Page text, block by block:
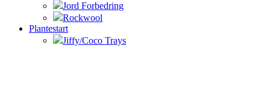
Jord Forbedring
Rockwool
Plantestart
Jiffy/Coco Trays